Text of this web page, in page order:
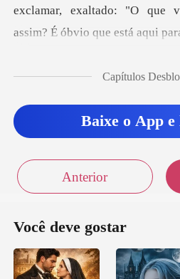
Baixar App
exclamar, exaltado: "O que
Capítulos
Baixe o App e
Anterior
Você deve gostar